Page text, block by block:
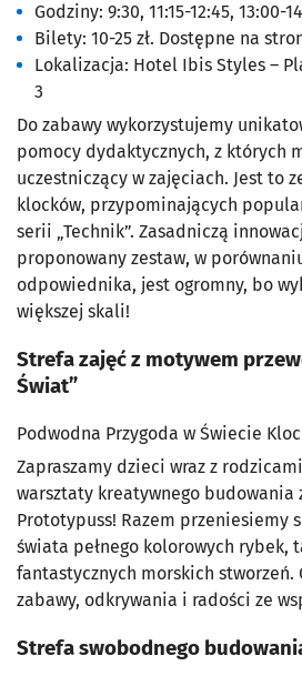
Godziny: 9:30, 11:15-12:45, 13:00-
Bilety: 10-25 zł. Dostępne na
Lokalizacja: Hotel Ibis Styles –
3
Do zabawy wykorzystujemy
pomocy dydaktycznych, z których
uczestniczący w zajęciach. Jest to
klocków, przypominających
serii „Technik”. Zasadniczą
proponowany zestaw, w
odpowiednika, jest ogromny, bo
większej skali!
Strefa zajęć z motywem
Świat”
Podwodna Przygoda w Świecie
Zapraszamy dzieci wraz z
warsztaty kreatywnego budowania
Prototypuss! Razem przeniesiemy
świata pełnego kolorowych rybek,
fantastycznych morskich stworzeń.
zabawy, odkrywania i radości ze
Strefa swobodnego